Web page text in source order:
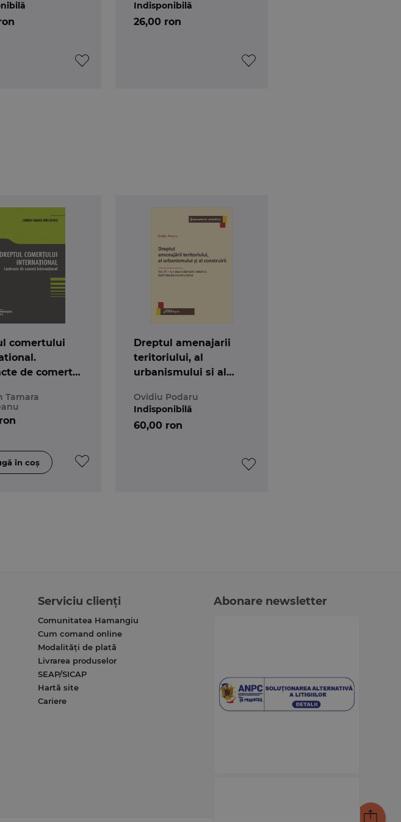
internationale
26,00 ron
Indisponibilă
comertului
de comert
Tamara
Dreptul amenajarii
teritoriului, al
urbanismului si al
Ovidiu Podaru
60,00 ron
Indisponibilă
Serviciu clienți
Comunitatea Hamangiu
Cum comand online
Modalități de plată
Livrarea produselor
SEAP/SICAP
Hartă site
Cariere
Abonare newsletter